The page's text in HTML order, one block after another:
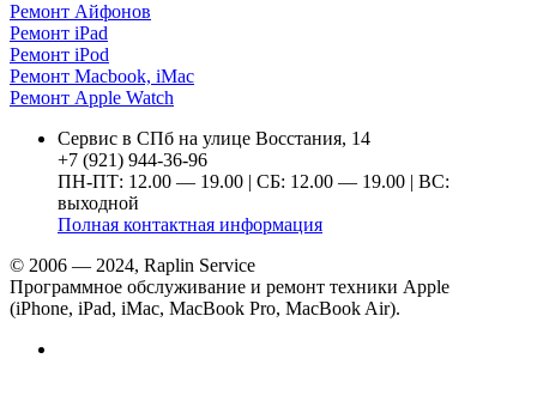
Ремонт Айфонов
Ремонт iPad
Ремонт iPod
Ремонт Macbook, iMac
Ремонт Apple Watch
Сервис в СПб на улице Восстания, 14
+7 (921) 944-36-96
ПН-ПТ: 12.00 — 19.00 | СБ: 12.00 — 19.00 | ВС:
выходной
Полная контактная информация
© 2006 — 2024, Raplin Service
Программное обслуживание и ремонт техники Apple
(iPhone, iPad, iMac, MacBook Pro, MacBook Air).